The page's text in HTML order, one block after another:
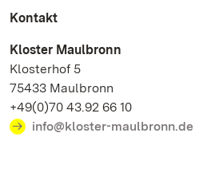
Kontakt
Kloster Maulbronn
Klosterhof 5
75433 Maulbronn
+49(0)70 43.92 66 10
info@kloster-maulbronn.de